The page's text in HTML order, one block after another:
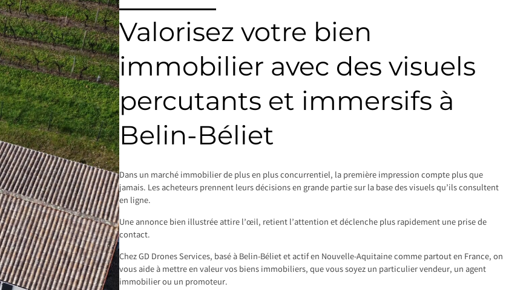
Valorisez votre bien
immobilier avec des visuels
percutants et immersifs à
Belin-Béliet
Dans un marché immobilier de plus en plus concurrentiel, la première impression compte plus que
jamais. Les acheteurs prennent leurs décisions en grande partie sur la base des visuels qu’ils consultent
en ligne.
Une annonce bien illustrée attire l’œil, retient l’attention et déclenche plus rapidement une prise de
contact.
Chez GD Drones Services, basé à Belin-Béliet et actif en Nouvelle-Aquitaine comme partout en France, on
vous aide à mettre en valeur vos biens immobiliers, que vous soyez un particulier vendeur, un agent
immobilier ou un promoteur.